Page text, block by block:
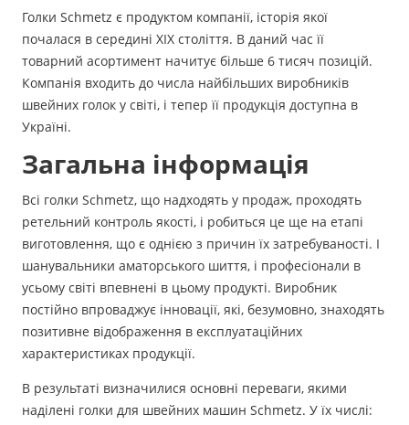
Голки Schmetz є продуктом компанії, історія якої
почалася в середині XIX століття. В даний час її
товарний асортимент начитує більше 6 тисяч позицій.
Компанія входить до числа найбільших виробників
швейних голок у світі, і тепер її продукція доступна в
Україні.
Загальна інформація
Всі голки Schmetz, що надходять у продаж, проходять
ретельний контроль якості, і робиться це ще на етапі
виготовлення, що є однією з причин їх затребуваності. І
шанувальники аматорського шиття, і професіонали в
усьому світі впевнені в цьому продукті. Виробник
постійно впроваджує інновації, які, безумовно, знаходять
позитивне відображення в експлуатаційних
характеристиках продукції.
В результаті визначилися основні переваги, якими
наділені голки для швейних машин Schmetz. У їх числі: